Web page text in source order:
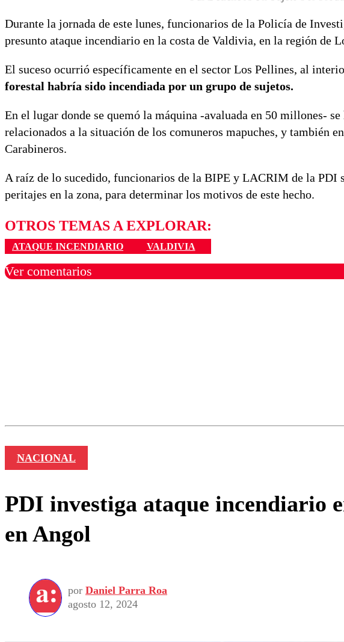
Durante la jornada de este lunes, funcionarios de la Policía de
presunto ataque incendiario en la costa de Valdivia, en la región de
El suceso ocurrió específicamente en el sector Los Pellines, al
forestal habría sido incendiada por un grupo de sujetos.
En el lugar donde se quemó la máquina -avaluada en 50 millones-
relacionados a la situación de los comuneros mapuches, y también
Carabineros.
A raíz de lo sucedido, funcionarios de la BIPE y LACRIM de la PDI
peritajes en la zona, para determinar los motivos de este hecho.
OTROS TEMAS A EXPLORAR:
ATAQUE INCENDIARIO VALDIVIA
Ver comentarios
NACIONAL
PDI investiga ataque incendiario
en Angol
por Daniel Parra Roa
agosto 12, 2024